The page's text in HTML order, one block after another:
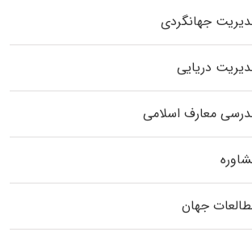
جهانگردی
دریایی
معارف اسلامی
جهان